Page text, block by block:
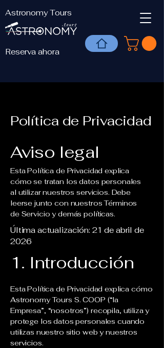
Astronomy Tours
Reserva ahora
Política de Privacidad
Aviso legal
Esta Política de Privacidad explica
cómo se tratan los datos personales
al utilizar nuestros servicios. Debe
leerse junto con nuestros Términos
de Servicio y demás políticas.
Última actualización: 21 de abril de
2026
1. Introducción
Esta Política de Privacidad explica cómo
Astronomy Tours S. COOP (“la
Empresa”, “nosotros”) recopila, utiliza y
protege los datos personales cuando
utilizas nuestro sitio web y nuestros
servicios.